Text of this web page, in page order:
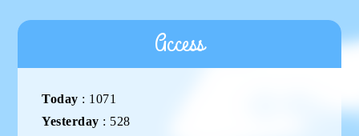
Access
Today : 1071
Yesterday : 528